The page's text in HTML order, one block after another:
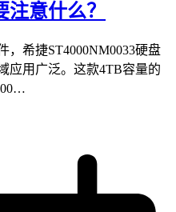
意什么？
，希捷ST4000NM0033硬盘
应用广泛。这款4TB容量的